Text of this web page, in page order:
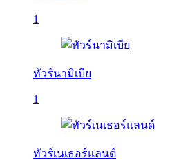
1
ทัวร์นามิเบีย
1
ทัวร์เนเธอร์แลนด์